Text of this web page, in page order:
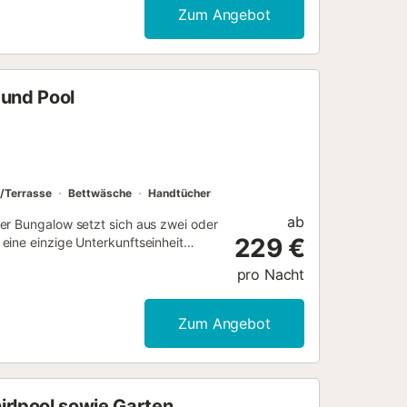
ideal, um sich zu entspannen und
Zum Angebot
Pool
Terrasse Bettwäsche Handtücher
Bungalow setzt sich aus zwei oder
einzige Unterkunftseinheit
um den Gästen mehr
ausgestatteten Küche, einem
Aufteilung ermöglicht es, die
genießen. Sie eignet sich ideal für
ab
229 €
pro Nacht
Zum Angebot